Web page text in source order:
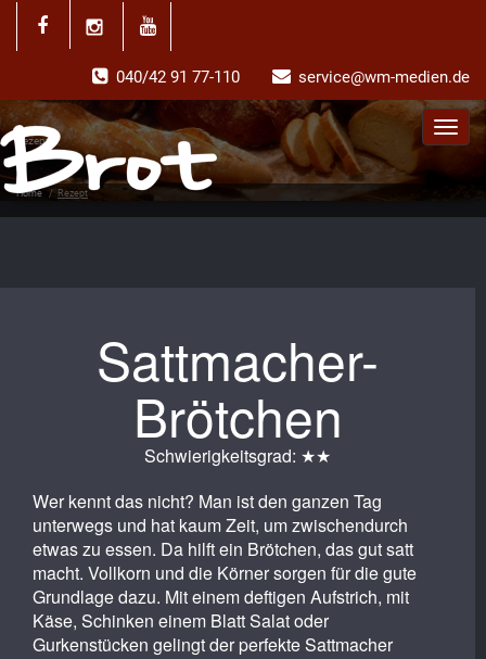
040/42 91 77-110 service@wm-medien.de
Rezept
Home / Rezept
Sattmacher-
Brötchen
Schwierigkeitsgrad: ★★
Wer kennt das nicht? Man ist den ganzen Tag
unterwegs und hat kaum Zeit, um zwischendurch
etwas zu essen. Da hilft ein Brötchen, das gut satt
macht. Vollkorn und die Körner sorgen für die gute
Grundlage dazu. Mit einem deftigen Aufstrich, mit
Käse, Schinken einem Blatt Salat oder
Gurkenstücken gelingt der perfekte Sattmacher